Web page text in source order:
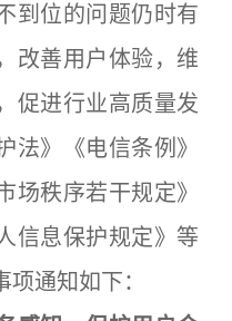
到位的问题仍时有
改善用户体验，维
促进行业高质量发
法》《电信条例》
场秩序若干规定》
信息保护规定》等
通知如下：